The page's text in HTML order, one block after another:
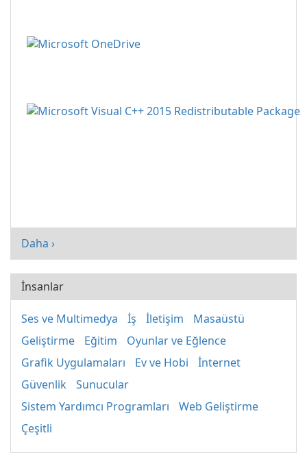
Daha ›
İnsanlar
Ses ve Multimedya İş İletişim
Masaüstü
Geliştirme
Eğitim
Oyunlar ve Eğlence
Grafik Uygulamaları
Ev ve Hobi
İnternet
Güvenlik
Sunucular
Sistem Yardımcı Programları
Web Geliştirme
Çeşitli